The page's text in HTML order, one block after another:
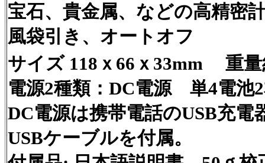
宝石、貴金属、などの高精密
風袋引き、オートオフ
サイズ 118ｘ66ｘ33mm
重
電源2種類：DC電源 単4電池
DC電源は携帯電話のUSB充電
USBケーブルを付属。